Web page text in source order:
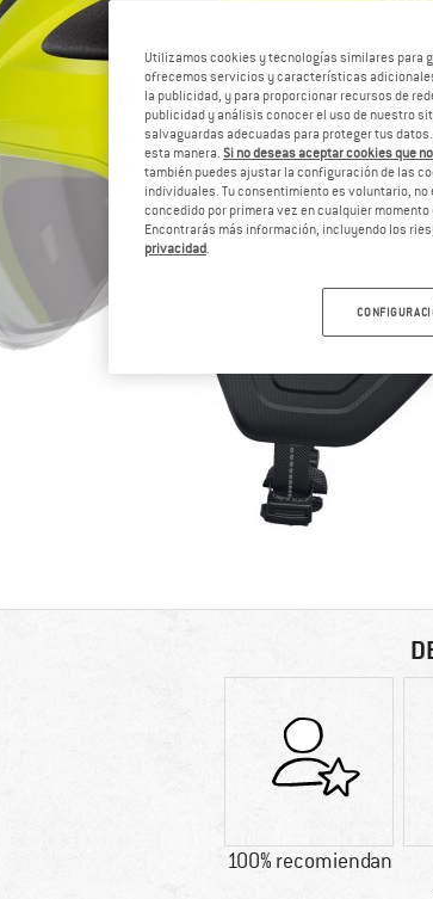
100% recomiendan
Utilizamos cookies y tecnologías similares para
ofrecemos servicios y características
la publicidad, y para proporcionar recursos de
publicidad y análisis conocer el uso de nuestro
salvaguardas adecuadas para proteger tus datos.
esta manera. Si no deseas aceptar cookies que
también puedes ajustar la configuración de las
individuales. Tu consentimiento es voluntario,
concedido por primera vez en cualquier
Encontrarás más información, incluyendo los
privacidad.